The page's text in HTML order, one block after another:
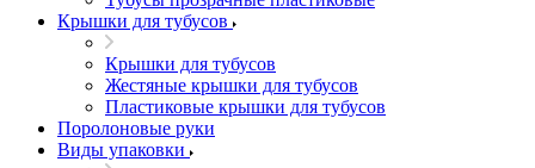
Крышки для тубусов
Крышки для тубусов
Жестяные крышки для тубусов
Пластиковые крышки для тубусов
Поролоновые руки
Виды упаковки